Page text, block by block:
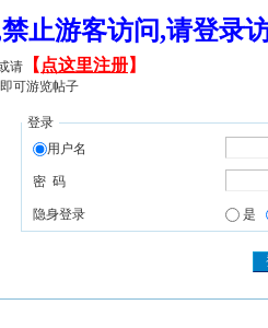
禁止游客访问,请登
请 【 点这里注册】
可游览帖子
登录
用户名
密 码
隐身登录 是